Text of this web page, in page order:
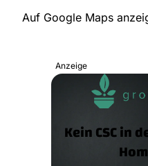
Auf Google Maps
Anzeige
Kein CSC in